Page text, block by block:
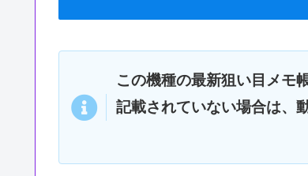
この機種の最新狙い目メモ
記載されていない場合は、